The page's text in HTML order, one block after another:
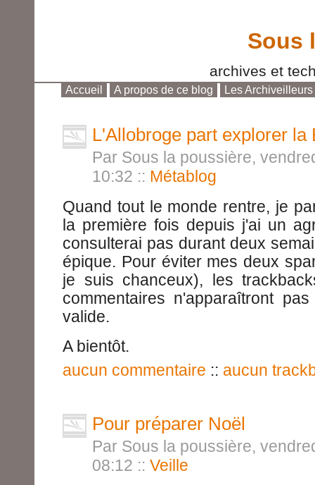
Sous
archives et
Accueil A propos de ce blog
Les Archiveilleurs
L'Allobroge part explorer la
Par Sous la poussière,
10:32 :: Métablog
Quand tout le monde rentre, je
la première fois depuis j'ai un
consulterai pas durant deux
épique. Pour éviter mes deux
je suis chanceux), les
commentaires n'apparaîtront
valide.
A bientôt.
aucun commentaire :: aucun
Pour préparer Noël
Par Sous la poussière,
08:12 :: Veille